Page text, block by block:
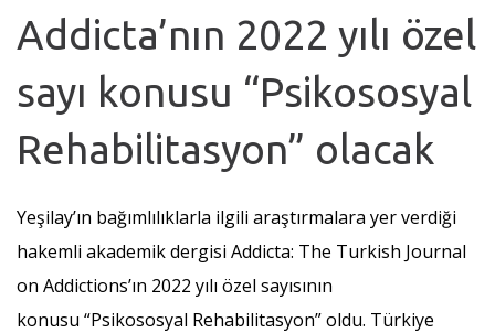
Addicta’nın 2022 yılı özel
sayı konusu “Psikososyal
Rehabilitasyon” olacak
Yeşilay’ın bağımlılıklarla ilgili araştırmalara yer verdiği
hakemli akademik dergisi Addicta: The Turkish Journal
on Addictions’ın 2022 yılı özel sayısının
konusu “Psikososyal Rehabilitasyon” oldu. Türkiye